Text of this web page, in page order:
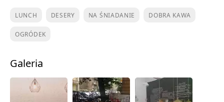
LUNCH DESERY NA ŚNIADANIE DOBRA KAWA
OGRÓDEK
Galeria